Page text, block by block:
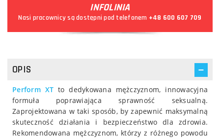
INFOLINIA
Nasi pracownicy są dostępni pod telefonem +48 600 607 709
OPIS
Perform XT to dedykowana mężczyznom, innowacyjna
formuła poprawiająca sprawność seksualną.
Zaprojektowana w taki sposób, by zapewnić maksymalną
skuteczność działania i bezpieczeństwo dla zdrowia.
Rekomendowana mężczyznom, którzy z różnego powodu